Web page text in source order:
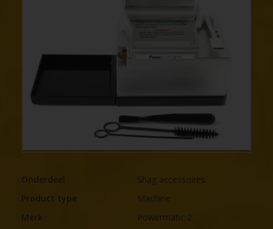
Onderdeel
Shag accessoires
Product type
Machine
Merk
Powermatic 2